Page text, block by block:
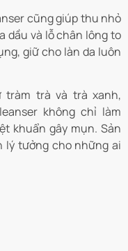
cũng giúp thu nhỏ
dầu và lỗ chân lông to
giữ cho làn da luôn
trà và trà xanh,
không chỉ làm
khuẩn gây mụn. Sản
lý tưởng cho những ai